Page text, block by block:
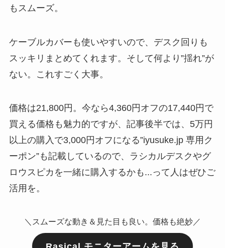
もスムーズ。
ケーブルカバーも使いやすいので、デスク回りも
スッキリまとめてくれます。そして何より”揺れ”が
ない。これすごく大事。
価格は21,800円。今なら4,360円オフの17,440円で
買える価格も魅力的ですが、記事後半では、5万円
以上の購入で3,000円オフになる”iyusuke.jp 専用ク
ーポン”も記載しているので、ラシカルデスクやグ
ロウスピカを一緒に購入するかも...って人はぜひご
活用を。
＼スムーズな動き＆見た目も良い。価格も絶妙／